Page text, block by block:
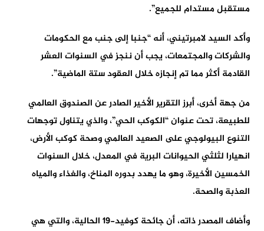
مستقبل مستدام للجميع”.
وأكد السيد لامبرتيني، أنه “جنبا إلى جنب مع الحكومات
والشركات والمجتمعات، يجب أن ننجز في السنوات العشر
القادمة أكثر مما تم إنجازه خلال العقود ستة الماضية”.
من جهة أخرى، أبرز التقرير الأخير الصادر عن الصندوق العالمي
للطبيعة، تحت عنوان “الكوكب الحي”، والذي يتناول توجهات
التنوع البيولوجي على الصعيد العالمي وصحة كوكب الأرض،
انهيارا لثلثي الحيوانات البرية في المعدل، خلال السنوات
الخمسين الأخيرة، وهو ما يهدد بدوره المناخ، والغذاء والمياه
العذبة والصحة.
وأضاف المصدر ذاته، أن جائحة كوفيد-19 الحالية، والتي هي